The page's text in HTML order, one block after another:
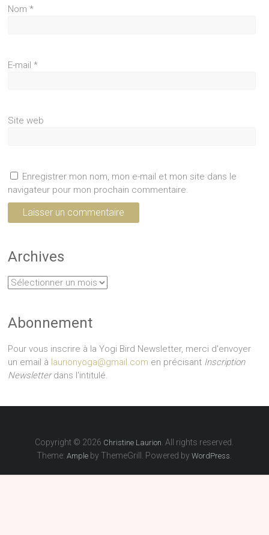
Nom*
E-mail*
Site web
Enregistrer mon nom, mon e-mail et mon site dans le
navigateur pour mon prochain commentaire.
Archives
Archives
Abonnement
Pour vous inscrire à la Yogi Bird Newsletter, merci d'envoyer
un email à laurionyoga@gmail.com en précisant Inscription
Newsletterdans l'intitulé.
Copyright © 2026 Christine Laurion . All rights reserved.
Theme:Ample by ThemeGrill. Powered byWordPress